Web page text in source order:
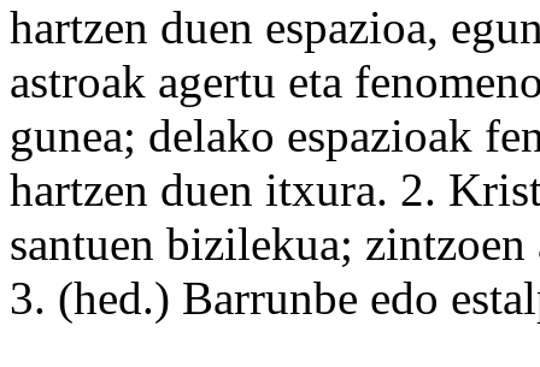
hartzen duen espazioa,
astroak agertu eta
gunea; delako espazioak
hartzen duen itxura. 2.
santuen bizilekua;
3. (hed.) Barrunbe edo